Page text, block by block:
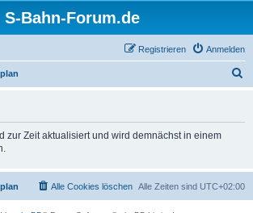
S-Bahn-Forum.de
Anmelden
Registrieren
zur Zeit aktualisiert und wird demnächst in einem
Alle Zeiten sind UTC+02:00
Alle Cookies löschen